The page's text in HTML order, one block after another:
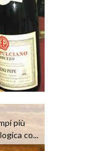
più
co...